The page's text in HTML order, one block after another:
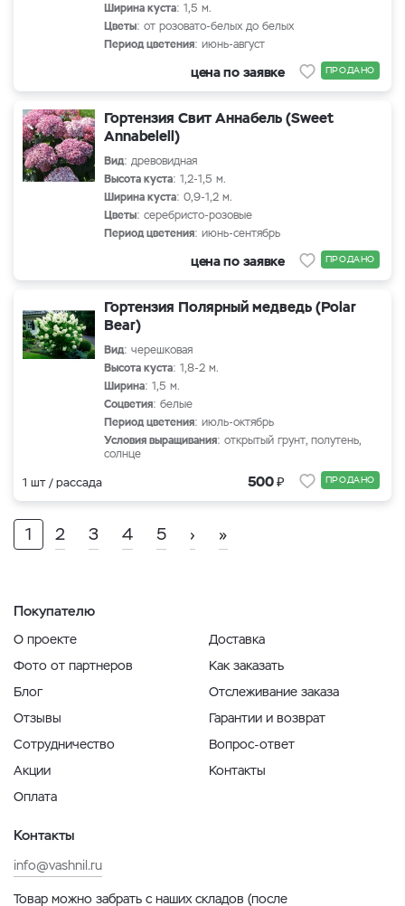
Ширина куста: 1,5 м.
Цветы: от розовато-белых до белых
Период цветения: июнь-август
цена по заявке ПРОДАНО
Гортензия Свит Аннабель (Sweet
Annabelell)
Вид: древовидная
Высота куста: 1,2-1,5 м.
Ширина куста: 0,9-1,2 м.
Цветы: серебристо-розовые
Период цветения: июнь-сентябрь
цена по заявке ПРОДАНО
Гортензия Полярный медведь (Polar
Bear)
Вид: черешковая
Высота куста: 1,8-2 м.
Ширина: 1,5 м.
Соцветия: белые
Период цветения: июль-октябрь
Условия выращивания: открытый грунт, полутень,
солнце
1 шт / рассада 500₽ ПРОДАНО
1 2 3 4 5 › »
Покупателю
О проекте
Фото от партнеров
Блог
Отзывы
Сотрудничество
Акции
Оплата
Доставка
Как заказать
Отслеживание заказа
Гарантии и возврат
Вопрос-ответ
Контакты
Контакты
info@vashnil.ru
Товар можно забрать с наших складов (после